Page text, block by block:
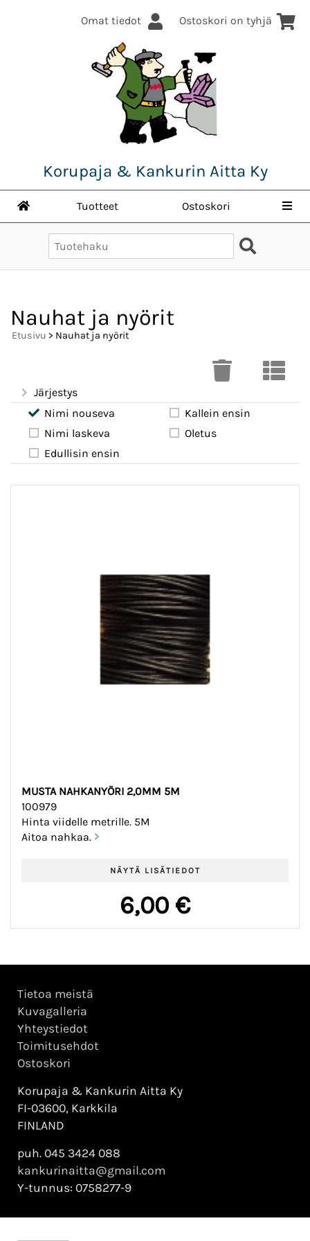
Omat tiedot Ostoskori on tyhjä
Korupaja & Kankurin Aitta Ky
Tuotteet Ostoskori
Nauhat ja nyörit
Etusivu > Nauhat ja nyörit
Järjestys
Nimi nouseva
Nimi laskeva
Edullisin ensin
Kallein ensin
Oletus
MUSTA NAHKANYÖRI 2,0MM 5M
100979
Hinta viidelle metrille. 5M
Aitoa nahkaa.
6,00 €
Tietoa meistä
Kuvagalleria
Yhteystiedot
Toimitusehdot
Ostoskori
Korupaja & Kankurin Aitta Ky
FI-03600, Karkkila
FINLAND
puh. 045 3424 088
kankurinaitta@gmail.com
Y-tunnus: 0758277-9